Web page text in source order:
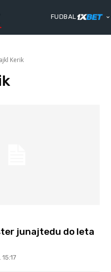
FUDBAL
Kerik
junajtedu do leta